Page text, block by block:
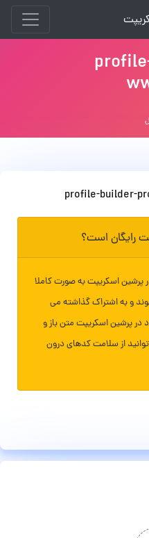
profile-builder-
رایگان است؟
پرشین اسکریپت به صورت کاملا
و به اشتراک گذاشته می
در پرشین اسکریپت متن باز و
از سلامت کدهای درون